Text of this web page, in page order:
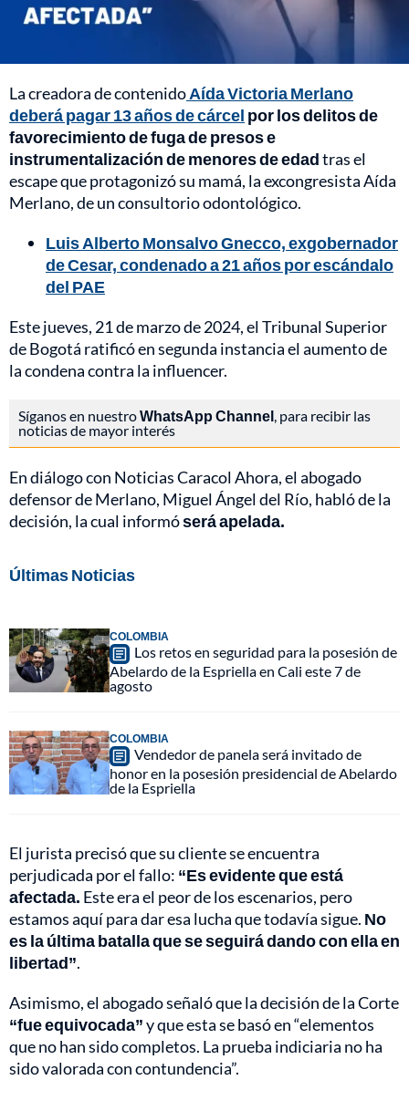
La creadora de contenidoAída Victoria Merlano
deberá pagar 13 años de cárcel por los delitos de
favorecimiento de fuga de presos e
instrumentalización de menores de edadtras el
escape que protagonizó su mamá, la excongresista Aída
Merlano, de un consultorio odontológico.
Luis Alberto Monsalvo Gnecco, exgobernador
de Cesar, condenado a 21 años por escándalo
del PAE
Este jueves, 21 de marzo de 2024, el Tribunal Superior
de Bogotá ratificó en segunda instancia el aumento de
la condena contra la influencer.
Síganos en nuestroWhatsApp Channel , para recibir las
noticias de mayor interés
En diálogo con Noticias Caracol Ahora, el abogado
defensor de Merlano, Miguel Ángel del Río, habló de la
decisión, la cual informóserá apelada.
Últimas Noticias
COLOMBIA
Los retos en seguridad para la posesión de
Abelardo de la Espriella en Cali este 7 de
agosto
COLOMBIA
Vendedor de panela será invitado de
honor en la posesión presidencial de Abelardo
de la Espriella
El jurista precisó que su cliente se encuentra
perjudicada por el fallo: “Es evidente que está
afectada. Este era el peor de los escenarios, pero
estamos aquí para dar esa lucha que todavía sigue. No
es la última batalla que se seguirá dando con ella en
libertad”.
Asimismo, el abogado señaló que la decisión de la Corte
“fue equivocada”y que esta se basó en “elementos
que no han sido completos. La prueba indiciaria no ha
sido valorada con contundencia”.